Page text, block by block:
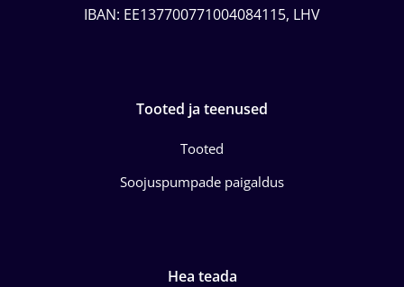
IBAN: EE137700771004084115, LHV
Tooted ja teenused
Tooted
Soojuspumpade paigaldus
Hea teada